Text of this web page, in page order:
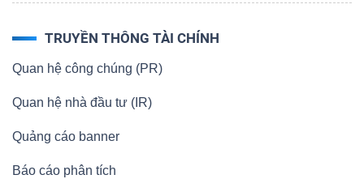
TRUYỀN THÔNG TÀI CHÍNH
Quan hệ công chúng (PR)
Quan hệ nhà đầu tư (IR)
Quảng cáo banner
Báo cáo phân tích